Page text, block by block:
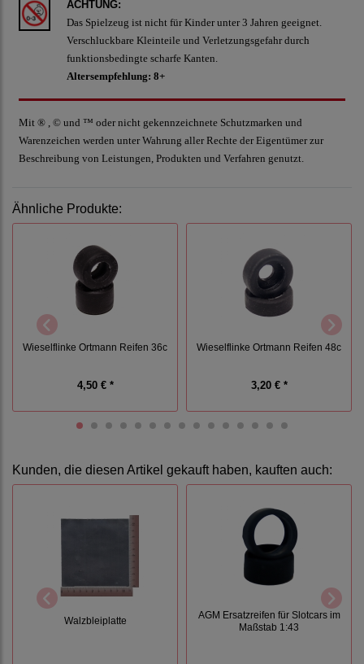
ACHTUNG:
Das Spielzeug ist nicht für Kinder unter 3 Jahren geeignet.
Verschluckbare Kleinteile und Verletzungsgefahr durch
funktionsbedingte scharfe Kanten.
Altersempfehlung: 8+
Mit ® , © und ™ oder nicht gekennzeichnete Schutzmarken und
Warenzeichen werden unter Wahrung aller Rechte der Eigentümer zur
Beschreibung von Leistungen, Produkten und Verfahren genutzt.
Ähnliche Produkte:
Wieselflinke Ortmann Reifen 36c
4,50 € *
Wieselflinke Ortmann Reifen 48c
3,20 € *
Kunden, die diesen Artikel gekauft haben, kauften auch:
Walzbleiplatte
AGM Ersatzreifen für Slotcars im
Maßstab 1:43